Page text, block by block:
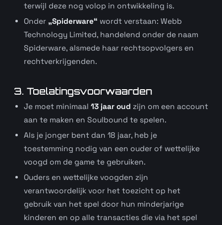
terwijl deze nog volop in ontwikkeling is.
Onder „Spiderware“ wordt verstaan: Webb
Technology Limited, handelend onder de naam
Spiderware, alsmede haar rechtsopvolgers en
rechtverkrijgenden.
3. Toelatingsvoorwaarden
Je moet minimaal 13 jaar oud zijn om een account
aan te maken en Soulbound te spelen.
Als je jonger bent dan 18 jaar, heb je
toestemming nodig van een ouder of wettelijke
voogd om de game te gebruiken.
Ouders en wettelijke voogden zijn
verantwoordelijk voor het toezicht op het
gebruik van het spel door hun minderjarige
kinderen en op alle transacties die via het spel